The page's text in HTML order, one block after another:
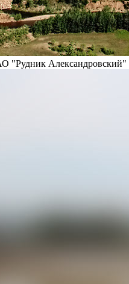
"Рудник Александровский"